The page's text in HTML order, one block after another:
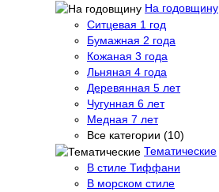
На годовщину
Ситцевая 1 год
Бумажная 2 года
Кожаная 3 года
Льняная 4 года
Деревянная 5 лет
Чугунная 6 лет
Медная 7 лет
Все категории (10)
Тематические
В стиле Тиффани
В морском стиле